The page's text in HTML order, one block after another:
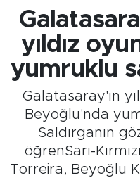
yıldız
yumruklu
Galatasaray'ın
Beyoğlu'nda
Saldırganın
öğrenSarı-
Torreira, Beyoğlu
Son Dakika
Haber Arşivi